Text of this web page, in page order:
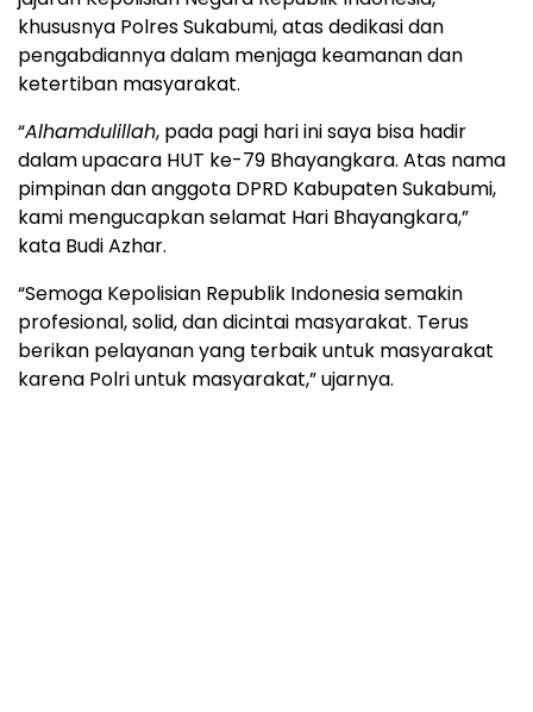
khususnya Polres Sukabumi, atas dedikasi dan
pengabdiannya dalam menjaga keamanan dan
ketertiban masyarakat.
“Alhamdulillah, pada pagi hari ini saya bisa hadir
dalam upacara HUT ke-79 Bhayangkara. Atas nama
pimpinan dan anggota DPRD Kabupaten Sukabumi,
kami mengucapkan selamat Hari Bhayangkara,”
kata Budi Azhar.
“Semoga Kepolisian Republik Indonesia semakin
profesional, solid, dan dicintai masyarakat. Terus
berikan pelayanan yang terbaik untuk masyarakat
karena Polri untuk masyarakat,” ujarnya.